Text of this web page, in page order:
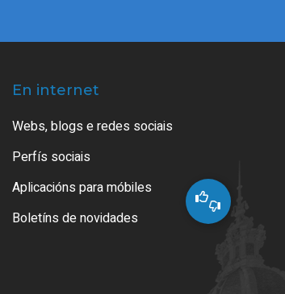
En internet
Webs, blogs e redes sociais
Perfís sociais
Aplicacións para móbiles
Boletíns de novidades